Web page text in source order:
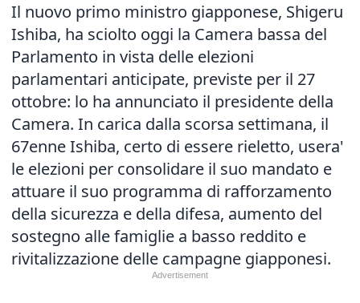
Il nuovo primo ministro giapponese, Shigeru
Ishiba, ha sciolto oggi la Camera bassa del
Parlamento in vista delle elezioni
parlamentari anticipate, previste per il 27
ottobre: lo ha annunciato il presidente della
Camera. In carica dalla scorsa settimana, il
67enne Ishiba, certo di essere rieletto, usera'
le elezioni per consolidare il suo mandato e
attuare il suo programma di rafforzamento
della sicurezza e della difesa, aumento del
sostegno alle famiglie a basso reddito e
rivitalizzazione delle campagne giapponesi.